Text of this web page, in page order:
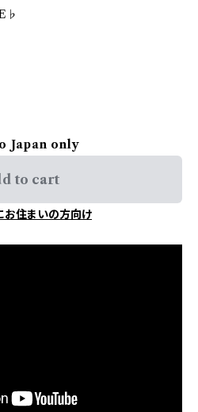
Japan only
to cart
お住まいの方向け